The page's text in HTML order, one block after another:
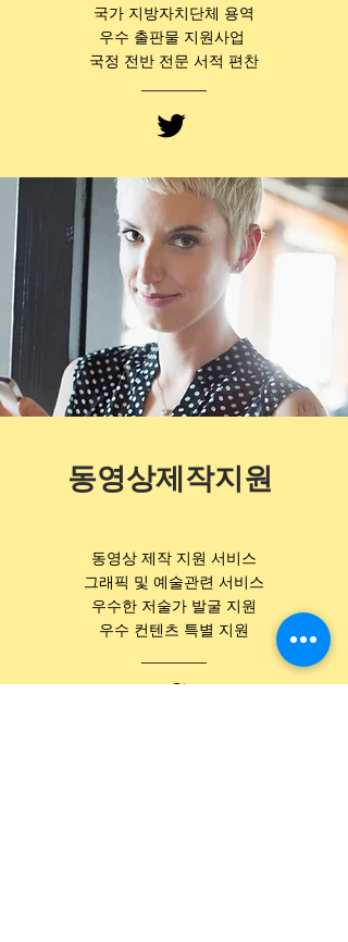
국가 지방자치단체 용역
우수 출판물 지원사업
국정 전반 전문 서적 편찬
동영상제작지원
동영상 제작 지원 서비스
그래픽 및 예술관련 서비스
우수한 저술가 발굴 지원
​우수 컨텐츠 특별 지원